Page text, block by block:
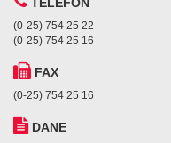
TELEFON
(0-25) 754 25 22
(0-25) 754 25 16
FAX
(0-25) 754 25 16
DANE